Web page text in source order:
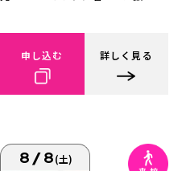
申し込む 詳しく見る
8/8(土)